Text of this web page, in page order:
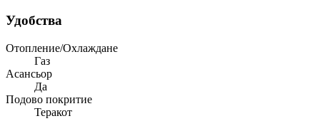
Удобства
Отопление/Охлаждане
Газ
Асансьор
Да
Подово покритие
Теракот